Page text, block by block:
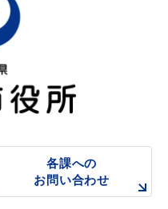
各課への
お問い合わせ